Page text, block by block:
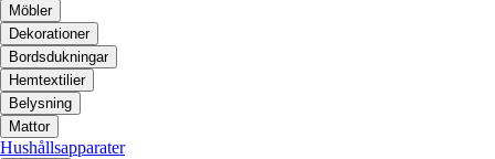
Möbler
Dekorationer
Bordsdukningar
Hemtextilier
Belysning
Mattor
Hushållsapparater